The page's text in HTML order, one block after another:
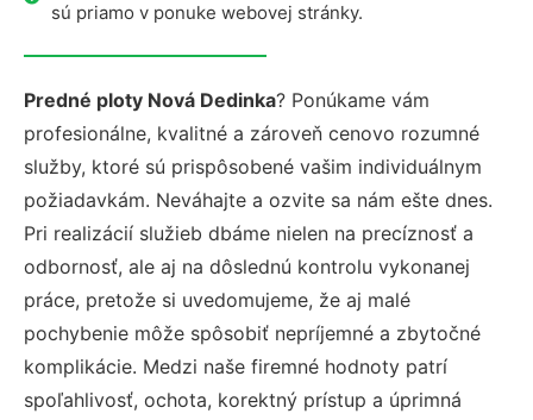
sú priamo v ponuke webovej stránky.
Predné ploty Nová Dedinka? Ponúkame vám
profesionálne, kvalitné a zároveň cenovo rozumné
služby, ktoré sú prispôsobené vašim individuálnym
požiadavkám. Neváhajte a ozvite sa nám ešte dnes.
Pri realizácií služieb dbáme nielen na precíznosť a
odbornosť, ale aj na dôslednú kontrolu vykonanej
práce, pretože si uvedomujeme, že aj malé
pochybenie môže spôsobiť nepríjemné a zbytočné
komplikácie. Medzi naše firemné hodnoty patrí
spoľahlivosť, ochota, korektný prístup a úprimná